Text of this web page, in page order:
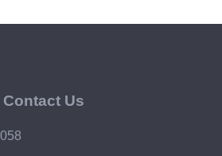
Contact Us